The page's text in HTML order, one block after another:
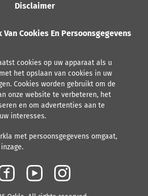
Disclaimer
Cookies En Persoonsgegevens
cookies op uw apparaat als u
het opslaan van cookies in uw
Cookies worden gebruikt om de
onze website te verbeteren, het
en om advertenties aan te
interesses.
met persoonsgegevens omgaat,
F
a
Y
o
I